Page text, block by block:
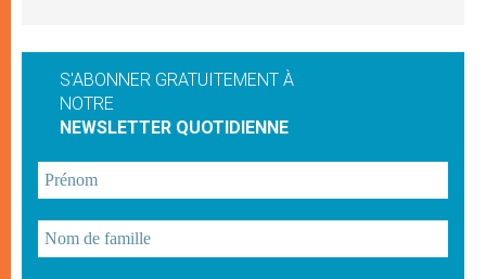
S'ABONNER GRATUITEMENT À
NOTRE
NEWSLETTER QUOTIDIENNE